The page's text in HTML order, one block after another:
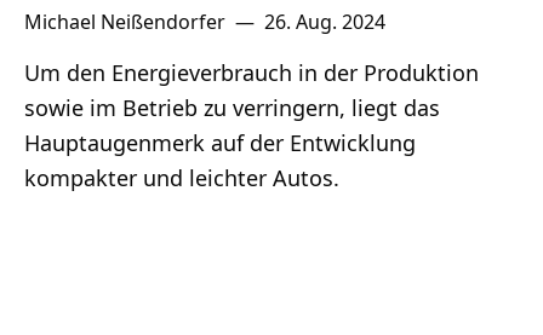
Michael Neißendorfer — 26. Aug. 2024
Um den Energieverbrauch in der Produktion
sowie im Betrieb zu verringern, liegt das
Hauptaugenmerk auf der Entwicklung
kompakter und leichter Autos.